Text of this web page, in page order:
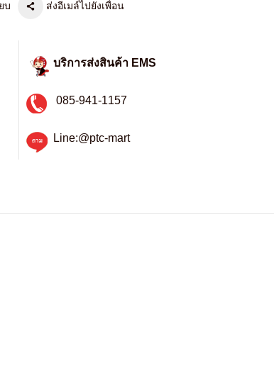
บ ส่งอีเมล์ไปยังเพื่อน
บริการส่งสินค้า EMS
085-941-1157
Line:@ptc-mart